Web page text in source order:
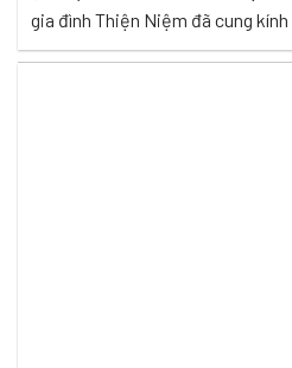
gia đình Thiện Niệm đã cung
Thế Âm Bồ Tát (Phật bà Quan